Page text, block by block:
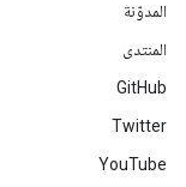
المدوّنة
المنتدى
GitHub
Twitter
YouTube